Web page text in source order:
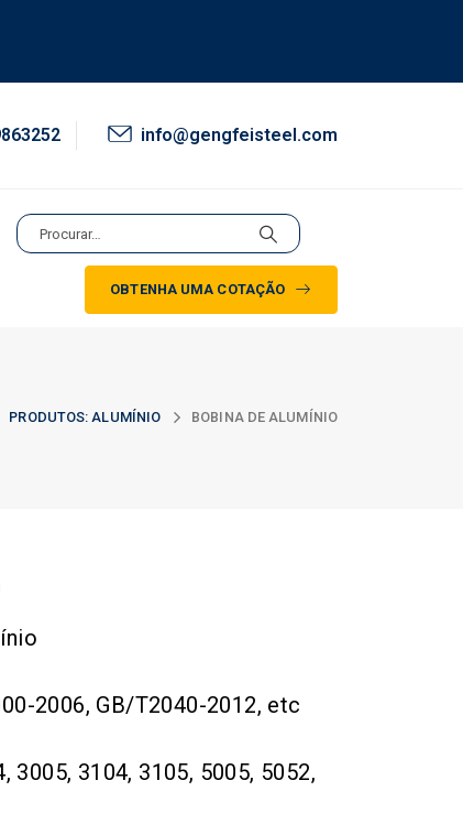
info@gengfeisteel.com
OBTENHA UMA COTAÇÃO
PRODUTOS: ALUMÍNIO BOBINA DE ALUMÍNIO
2006, GB/T2040-2012, etc
3005, 3104, 3105, 5005, 5052,